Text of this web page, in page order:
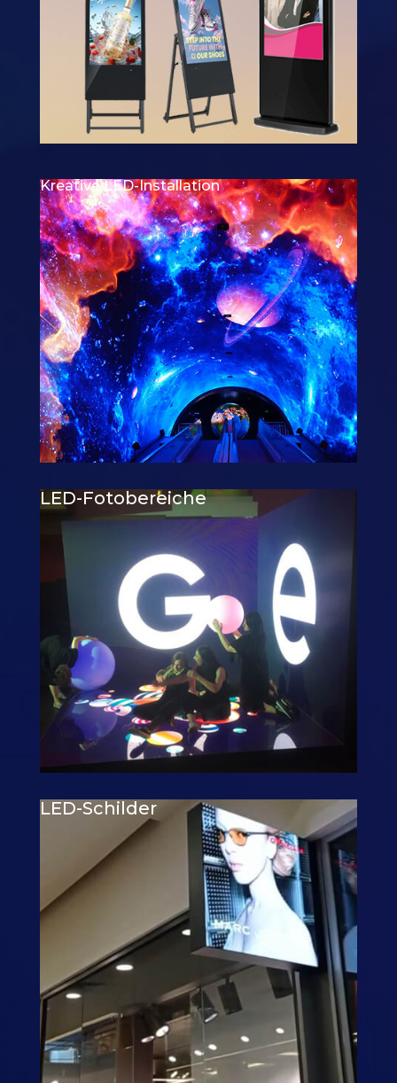
Kreative LED-Installation
LED-Fotobereiche
LED-Schilder